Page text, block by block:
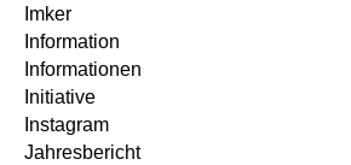
Imker
Information
Informationen
Initiative
Instagram
Jahresbericht